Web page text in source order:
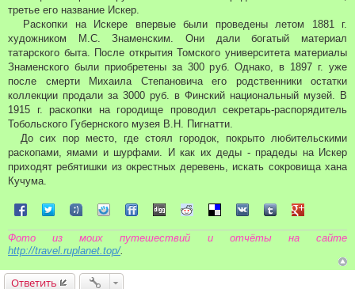
третье его название Искер.
Раскопки на Искере впервые были проведены летом 1881 г.
художником М.С. Знаменским. Они дали богатый материал
татарского быта. После открытия Томского университета материалы
Знаменского были приобретены за 300 руб. Однако, в 1897 г. уже
после смерти Михаила Степановича его родственники остатки
коллекции продали за 3000 руб. в Финский национальный музей. В
1915 г. раскопки на городище проводил секретарь-распорядитель
Тобольского Губернского музея В.Н. Пигнатти.
До сих пор место, где стоял городок, покрыто любительскими
раскопами, ямами и шурфами. И как их деды - прадеды на Искер
приходят ребятишки из окрестных деревень, искать сокровища хана
Кучума.
Поделиться в Facebook
Поделиться в Twitter
Поделиться в Tuenti
Поделиться в Sonico
Поделиться в FriendFeed
Поделиться в Digg
Поделиться в Reddit
Поделиться в Delicious
Поделиться в VK
Поделиться в
Поделиться
Фото из моих путешествий и отчёты на сайте
http://travel.ruplanet.top/.
Ответить